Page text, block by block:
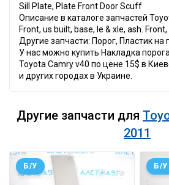
Sill Plate, Plate Front Door Scuff
Описание в каталоге запчастей
Front, us built, base, le & xle, ash. Front,
Другие запчасти: Порог, Пластик на
У нас можно купить Накладка
Toyota Camry v40 по цене 15$ в
и других городах в Украине.
Другие запчасти для
2011
Б/У Б/У